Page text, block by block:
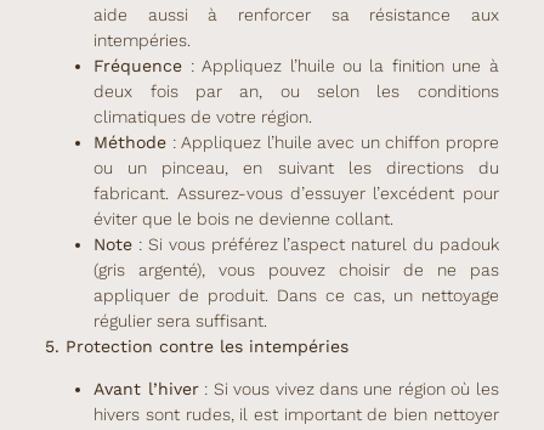
aide aussi à renforcer sa résistance aux
intempéries.
Fréquence : Appliquez l’huile ou la finition une à
deux fois par an, ou selon les conditions
climatiques de votre région.
Méthode : Appliquez l’huile avec un chiffon propre
ou un pinceau, en suivant les directions du
fabricant. Assurez-vous d’essuyer l’excédent pour
éviter que le bois ne devienne collant.
Note : Si vous préférez l’aspect naturel du padouk
(gris argenté), vous pouvez choisir de ne pas
appliquer de produit. Dans ce cas, un nettoyage
régulier sera suffisant.
5. Protection contre les intempéries
Avant l’hiver: Si vous vivez dans une région où les
hivers sont rudes, il est important de bien nettoyer